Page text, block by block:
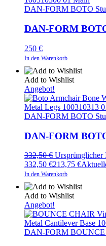
DAN-FORM BOTO
DAN-FORM
250 €
In den Warenkorb
Add to Wishlist
Angebot!
DAN-FORM BOTO
DAN-FORM
332,50€ Ursprünglicher
332,50 €213,75 €
In den Warenkorb
Add to Wishlist
Angebot!
DAN-FORM BOUNCE